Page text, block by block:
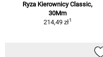
Ryza Kierownicy Classic,
30Mm
214,49 zł1